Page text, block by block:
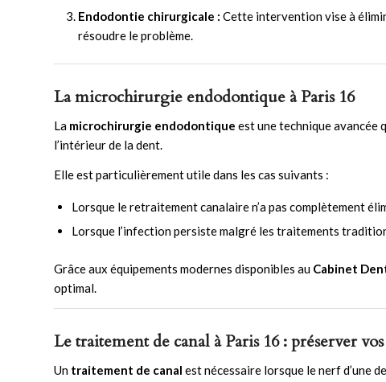
Endodontie chirurgicale : Cette intervention vise à
résoudre le problème.
La microchirurgie endodontique à Paris 16
La microchirurgie endodontique est une technique avancée
l’intérieur de la dent.
Elle est particulièrement utile dans les cas suivants :
Lorsque le retraitement canalaire n’a pas complètement
Lorsque l’infection persiste malgré les traitements
Grâce aux équipements modernes disponibles au Cabinet
optimal.
Le traitement de canal à Paris 16 : préserver
Un traitement de canal est nécessaire lorsque le nerf d’une